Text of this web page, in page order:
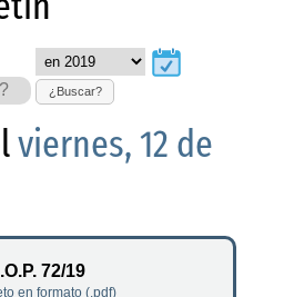
¿Buscar?
viernes, 12 de
72/19
en formato (.pdf)